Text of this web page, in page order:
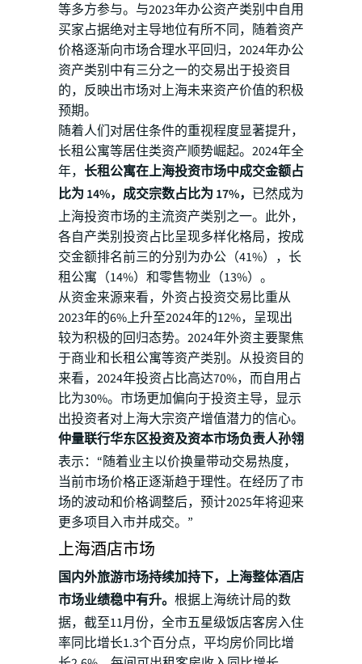
等多方参与。与2023年办公资产类别中自用
买家占据绝对主导地位有所不同，随着资产
价格逐渐向市场合理水平回归，2024年办公
资产类别中有三分之一的交易出于投资目
的，反映出市场对上海未来资产价值的积极
预期。
随着人们对居住条件的重视程度显著提升，
长租公寓等居住类资产顺势崛起。2024年全
年， 长租公寓在上海投资市场中成交金额占
比为 14%，成交宗数占比为 17%， 已然成为
上海投资市场的主流资产类别之一。此外，
各自产类别投资占比呈现多样化格局，按成
交金额排名前三的分别为办公（41%），长
租公寓（14%）和零售物业（13%）。
从资金来源来看，外资占投资交易比重从
2023年的6%上升至2024年的12%，呈现出
较为积极的回归态势。2024年外资主要聚焦
于商业和长租公寓等资产类别。从投资目的
来看，2024年投资占比高达70%，而自用占
比为30%。市场更加偏向于投资主导，显示
出投资者对上海大宗资产增值潜力的信心。
仲量联行华东区投资及资本市场负责人孙翎
表示：“随着业主以价换量带动交易热度，
当前市场价格正逐渐趋于理性。在经历了市
场的波动和价格调整后，预计2025年将迎来
更多项目入市并成交。”
上海酒店市场
国内外旅游市场持续加持下，上海整体酒店
市场业绩稳中有升。 根据上海统计局的数
据，截至11月份，全市五星级饭店客房入住
率同比增长1.3个百分点，平均房价同比增